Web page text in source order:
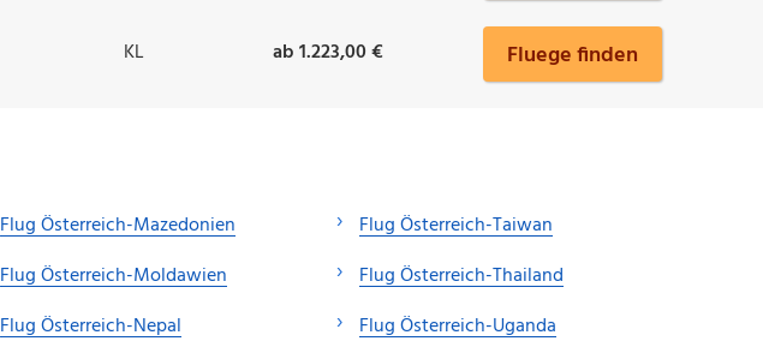
KL ab 1.223,00 € Fluege finden
Flug Österreich-Mazedonien
Flug Österreich-Moldawien
Flug Österreich-Nepal
Flug Österreich-Taiwan
Flug Österreich-Thailand
Flug Österreich-Uganda